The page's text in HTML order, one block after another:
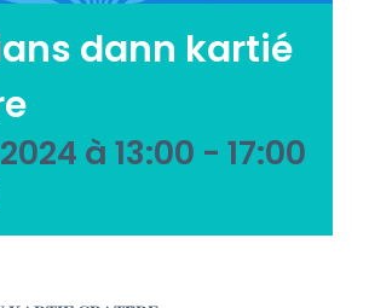
dann kartié
à 13:00 - 17:00